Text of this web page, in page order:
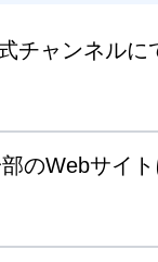
チャンネル
部のWebサイ